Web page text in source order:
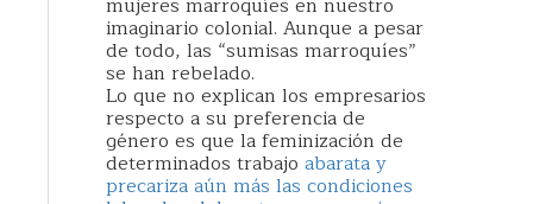
imaginario colonial. Aunque a pesar
de todo, las “sumisas marroquíes”
se han rebelado.
Lo que no explican los empresarios
respecto a su preferencia de
género es que la feminización de
determinados trabajo abarata y
precariza aún más las condiciones